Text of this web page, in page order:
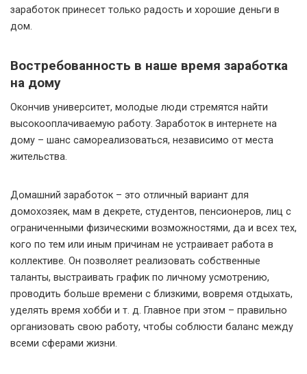
заработок принесет только радость и хорошие деньги в
дом.
Востребованность в наше время заработка
на дому
Окончив университет, молодые люди стремятся найти
высокооплачиваемую работу. Заработок в интернете на
дому – шанс самореализоваться, независимо от места
жительства.
Домашний заработок – это отличный вариант для
домохозяек, мам в декрете, студентов, пенсионеров, лиц с
ограниченными физическими возможностями, да и всех тех,
кого по тем или иным причинам не устраивает работа в
коллективе. Он позволяет реализовать собственные
таланты, выстраивать график по личному усмотрению,
проводить больше времени с близкими, вовремя отдыхать,
уделять время хобби и т. д. Главное при этом – правильно
организовать свою работу, чтобы соблюсти баланс между
всеми сферами жизни.